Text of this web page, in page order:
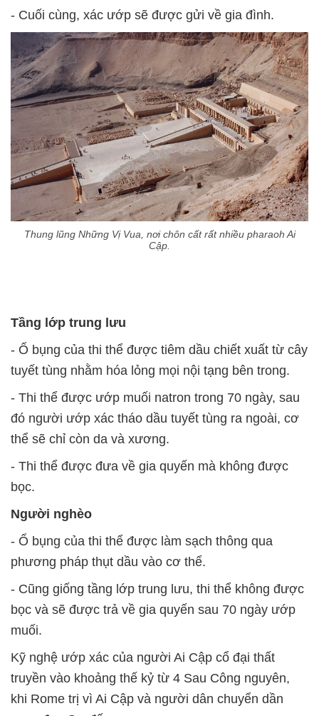
- Cuối cùng, xác ướp sẽ được gửi về gia đình.
Thung lũng Những Vị Vua, nơi chôn cất rất nhiều pharaoh Ai
Cập.
Tầng lớp trung lưu
- Ổ bụng của thi thể được tiêm dầu chiết xuất từ cây
tuyết tùng nhằm hóa lỏng mọi nội tạng bên trong.
- Thi thể được ướp muối natron trong 70 ngày, sau
đó người ướp xác tháo dầu tuyết tùng ra ngoài, cơ
thể sẽ chỉ còn da và xương.
- Thi thể được đưa về gia quyến mà không được
bọc.
Người nghèo
- Ổ bụng của thi thể được làm sạch thông qua
phương pháp thụt dầu vào cơ thể.
- Cũng giống tầng lớp trung lưu, thi thể không được
bọc và sẽ được trả về gia quyến sau 70 ngày ướp
muối.
Kỹ nghệ ướp xác của người Ai Cập cổ đại thất
truyền vào khoảng thế kỷ từ 4 Sau Công nguyên,
khi Rome trị vì Ai Cập và người dân chuyển dần